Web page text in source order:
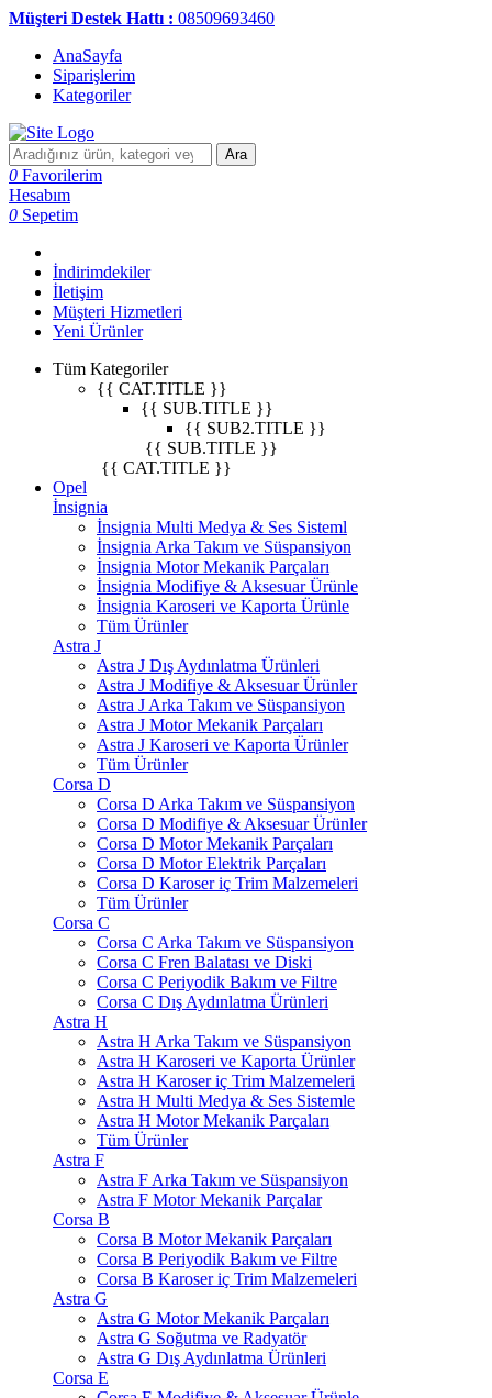
Müşteri Destek Hattı : 08509693460
AnaSayfa
Siparişlerim
Kategoriler
Ara
0 Favorilerim
Hesabım
0 Sepetim
İndirimdekiler
İletişim
Müşteri Hizmetleri
Yeni Ürünler
Tüm Kategoriler
{{ CAT.TITLE }}
{{ SUB.TITLE }}
{{ SUB2.TITLE }}
{{ SUB.TITLE }}
{{ CAT.TITLE }}
Opel
İnsignia
İnsignia Multi Medya & Ses Sisteml
İnsignia Arka Takım ve Süspansiyon
İnsignia Motor Mekanik Parçaları
İnsignia Modifiye & Aksesuar Ürünle
İnsignia Karoseri ve Kaporta Ürünle
Tüm Ürünler
Astra J
Astra J Dış Aydınlatma Ürünleri
Astra J Modifiye & Aksesuar Ürünler
Astra J Arka Takım ve Süspansiyon
Astra J Motor Mekanik Parçaları
Astra J Karoseri ve Kaporta Ürünler
Tüm Ürünler
Corsa D
Corsa D Arka Takım ve Süspansiyon
Corsa D Modifiye & Aksesuar Ürünler
Corsa D Motor Mekanik Parçaları
Corsa D Motor Elektrik Parçaları
Corsa D Karoser iç Trim Malzemeleri
Tüm Ürünler
Corsa C
Corsa C Arka Takım ve Süspansiyon
Corsa C Fren Balatası ve Diski
Corsa C Periyodik Bakım ve Filtre
Corsa C Dış Aydınlatma Ürünleri
Astra H
Astra H Arka Takım ve Süspansiyon
Astra H Karoseri ve Kaporta Ürünler
Astra H Karoser iç Trim Malzemeleri
Astra H Multi Medya & Ses Sistemle
Astra H Motor Mekanik Parçaları
Tüm Ürünler
Astra F
Astra F Arka Takım ve Süspansiyon
Astra F Motor Mekanik Parçalar
Corsa B
Corsa B Motor Mekanik Parçaları
Corsa B Periyodik Bakım ve Filtre
Corsa B Karoser iç Trim Malzemeleri
Astra G
Astra G Motor Mekanik Parçaları
Astra G Soğutma ve Radyatör
Astra G Dış Aydınlatma Ürünleri
Corsa E